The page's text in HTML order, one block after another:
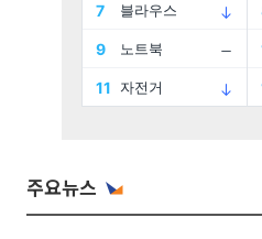
주요뉴스